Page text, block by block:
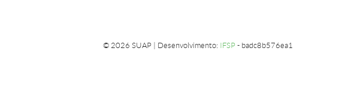
© 2026 SUAP | Desenvolvimento: IFSP - badc8b576ea1